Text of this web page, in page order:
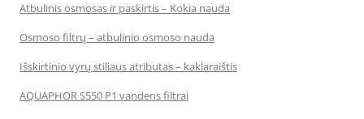
Atbulinis osmosas ir paskirtis – Kokia nauda
Osmoso filtrų – atbulinio osmoso nauda
Išskirtinio vyrų stiliaus atributas – kaklaraištis
AQUAPHOR S550 P1 vandens filtrai